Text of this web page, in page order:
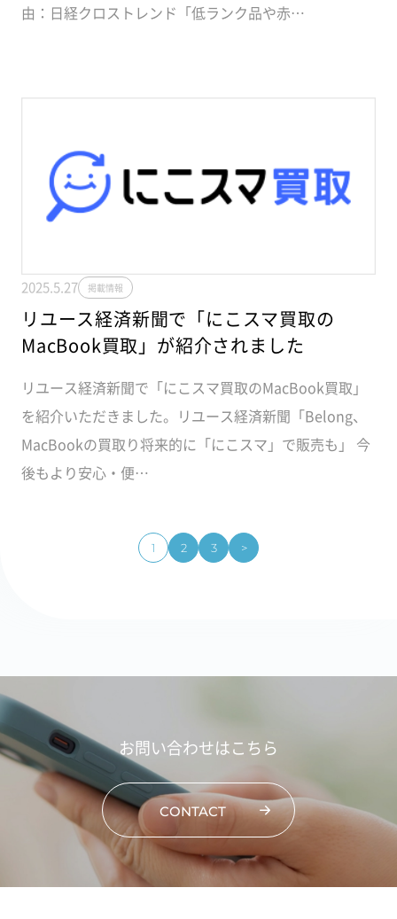
由：日経クロストレンド「低ランク品や赤…
2025.5.27 掲載情報
リユース経済新聞で「にこスマ買取の
MacBook買取」が紹介されました
リユース経済新聞で「にこスマ買取のMacBook買取」
を紹介いただきました。リユース経済新聞「Belong、
MacBookの買取り将来的に「にこスマ」で販売も」 今
後もより安心・便…
1 2 3 >
お問い合わせはこちら
CONTACT